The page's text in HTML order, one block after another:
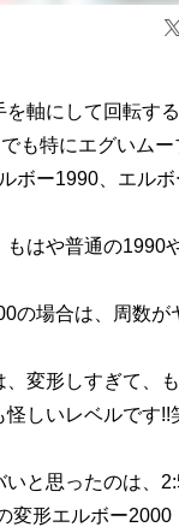
を軸にして回転す
も特にエグいム
ボー1990、エルボ
はや普通の1990
の場合は、周数が
変形しすぎて、
怪しいレベルです!!
いと思ったのは、
変形エルボー